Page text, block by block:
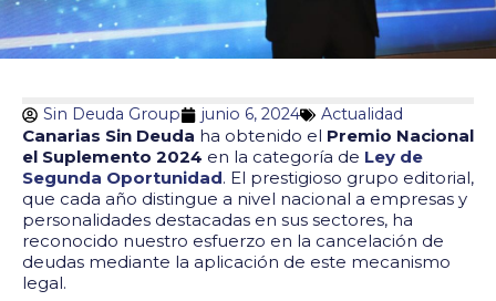
Sin Deuda Group junio 6, 2024 Actualidad
Canarias Sin Deuda ha obtenido el Premio Nacional
el Suplemento 2024 en la categoría de Ley de
Segunda Oportunidad. El prestigioso grupo editorial,
que cada año distingue a nivel nacional a empresas y
personalidades destacadas en sus sectores, ha
reconocido nuestro esfuerzo en la cancelación de
deudas mediante la aplicación de este mecanismo
legal.